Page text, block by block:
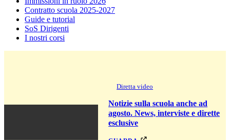
Contratto scuola 2025-2027
Guide e tutorial
SoS Dirigenti
I nostri corsi
Diretta video
Notizie sulla scuola anche ad
agosto. News, interviste e dirette
esclusive